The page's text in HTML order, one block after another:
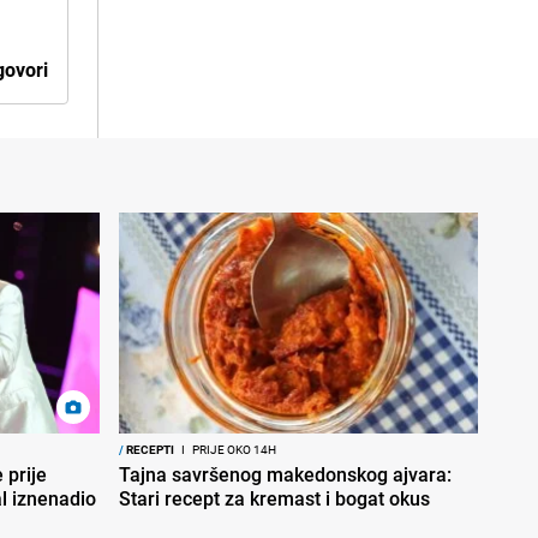
prije
iznenadio
/RECEPTI I PRIJE OKO 14H
Tajna savršenog makedonskog ajvara:
Stari recept za kremast i bogat okus